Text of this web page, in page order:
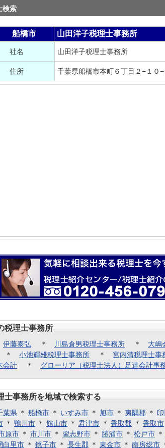
検索
船橋市 山田洋子税理士事務所
社名 山田洋子税理士事務所
住所 千葉県船橋市本町６丁目２−１０−
税理士事務所
伊藤泰弘 ＊ 川島倉男税理士事務所 ＊ 大嶋
＊ 小池輝雄税理士事務所 ＊ 宮内清税理士事
会計 ＊ グローリア（税理士法人）足達会計事
士事務所を地域で検索する
葉県 ＊ 船橋市 ＊ いすみ市 ＊ 旭市 ＊ 夷隅郡 ＊
＊ 鴨川市 ＊ 館山市 ＊ 君津市 ＊ 香取郡 ＊ 香取市
原市 ＊ 市川市 ＊ 習志野市 ＊ 勝浦市 ＊ 松戸市 ＊
白里市 ＊ 銚子市 ＊ 長生郡 ＊ 東金市 ＊ 南房総市